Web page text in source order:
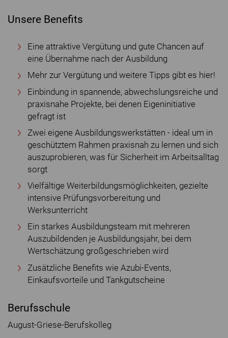
Unsere Benefits
Eine attraktive Vergütung und gute Chancen auf
eine Übernahme nach der Ausbildung
Mehr zur Vergütung und weitere Tipps gibt es hier!
Einbindung in spannende, abwechslungsreiche und
praxisnahe Projekte, bei denen Eigeninitiative
gefragt ist
Zwei eigene Ausbildungswerkstätten - ideal um in
geschütztem Rahmen praxisnah zu lernen und sich
auszuprobieren, was für Sicherheit im Arbeitsalltag
sorgt
Vielfältige Weiterbildungsmöglichkeiten, gezielte
intensive Prüfungsvorbereitung und
Werksunterricht
Ein starkes Ausbildungsteam mit mehreren
Auszubildenden je Ausbildungsjahr, bei dem
Wertschätzung großgeschrieben wird
Zusätzliche Benefits wie Azubi-Events,
Einkaufsvorteile und Tankgutscheine
Berufsschule
August-Griese-Berufskolleg